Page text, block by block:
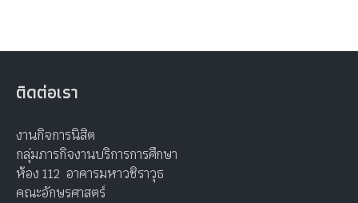
ติดต่อเรา
งานกิจการนิสิต
กลุ่มภารกิจงานบริการการศึกษา
ห้อง 112 อาคารมหาวชิราวุธ
คณะอักษรศาสตร์